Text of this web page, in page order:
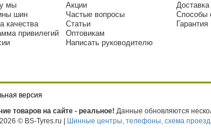
мы
шин
качества
привилегий
Акции
Частые вопросы
Статьи
Оптовикам
Написать руководителю
Доставка
Способы
Гарантия
версия
товаров на сайте - реальное! Данные обновляются
© BS-Tyres.ru |
Шинные центры, телефоны, схема